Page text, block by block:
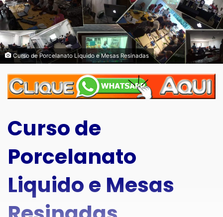
Curso de Porcelanato Liquido e Mesas Resinadas
Curso de
Porcelanato
Liquido e Mesas